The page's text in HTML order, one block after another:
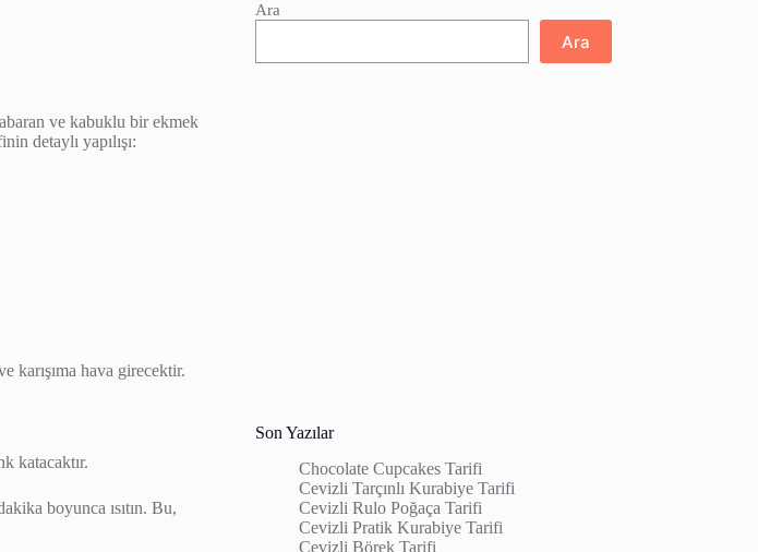
ve kabuklu bir ekmek
detaylı yapılışı:
karışıma hava girecektir.
katacaktır.
boyunca ısıtın. Bu,
Ara
Ara
Son Yazılar
Chocolate Cupcakes Tarifi
Cevizli Tarçınlı Kurabiye Tarifi
Cevizli Rulo Poğaça Tarifi
Cevizli Pratik Kurabiye Tarifi
Cevizli Börek Tarifi